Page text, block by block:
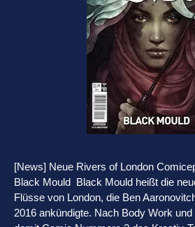
[News] Neue Rivers of London
Black Mould Black Mould heißt die
Flüsse von London, die Ben
2016 ankündigte. Nach Body Work